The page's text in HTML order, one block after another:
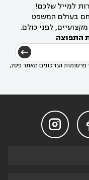
למייל שלכם!
בעולם המשפט
לפני כולם.
התפוצה
ועדכונים מאתר פסק
